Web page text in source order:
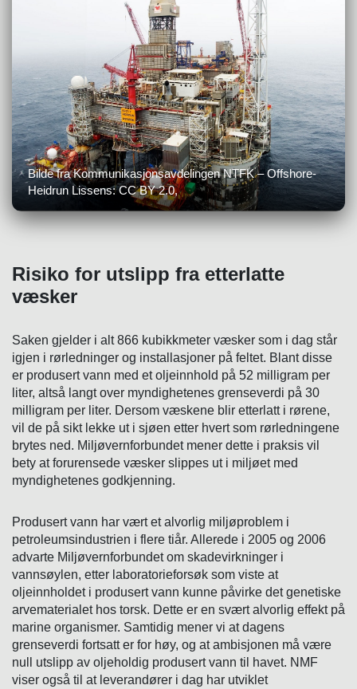
Bilde fra Kommunikasjonsavdelingen NTFK – Offshore-
Heidrun Lissens: CC BY 2.0,
Risiko for utslipp fra etterlatte
væsker
Saken gjelder i alt 866 kubikkmeter væsker som i dag står
igjen i rørledninger og installasjoner på feltet. Blant disse
er produsert vann med et oljeinnhold på 52 milligram per
liter, altså langt over myndighetenes grenseverdi på 30
milligram per liter. Dersom væskene blir etterlatt i rørene,
vil de på sikt lekke ut i sjøen etter hvert som rørledningene
brytes ned. Miljøvernforbundet mener dette i praksis vil
bety at forurensede væsker slippes ut i miljøet med
myndighetenes godkjenning.
Produsert vann har vært et alvorlig miljøproblem i
petroleumsindustrien i flere tiår. Allerede i 2005 og 2006
advarte Miljøvernforbundet om skadevirkninger i
vannsøylen, etter laboratorieforsøk som viste at
oljeinnholdet i produsert vann kunne påvirke det genetiske
arvematerialet hos torsk. Dette er en svært alvorlig effekt på
marine organismer. Samtidig mener vi at dagens
grenseverdi fortsatt er for høy, og at ambisjonen må være
null utslipp av oljeholdig produsert vann til havet. NMF
viser også til at leverandører i dag har utviklet